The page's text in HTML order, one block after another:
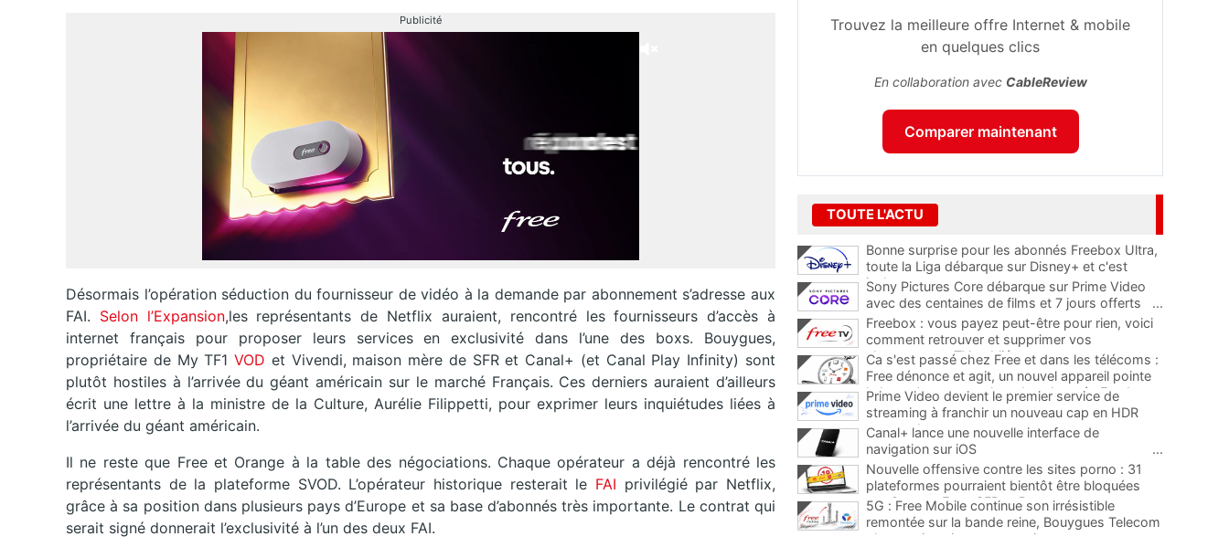
Publicité
Désormais l’opération séduction du fournisseur de vidéo à la demande par abonnement s’adresse aux
FAI. Selon l’Expansion,les représentants de Netflix auraient, rencontré les fournisseurs d’accès à
internet français pour proposer leurs services en exclusivité dans l’une des boxs. Bouygues,
propriétaire de My TF1 VOD et Vivendi, maison mère de SFR et Canal+ (et Canal Play Infinity) sont
plutôt hostiles à l’arrivée du géant américain sur le marché Français. Ces derniers auraient d’ailleurs
écrit une lettre à la ministre de la Culture, Aurélie Filippetti, pour exprimer leurs inquiétudes liées à
l’arrivée du géant américain.
Il ne reste que Free et Orange à la table des négociations. Chaque opérateur a déjà rencontré les
représentants de la plateforme SVOD. L’opérateur historique resterait le FAI privilégié par Netflix,
grâce à sa position dans plusieurs pays d’Europe et sa base d’abonnés très importante. Le contrat qui
serait signé donnerait l’exclusivité à l’un des deux FAI.
Trouvez la meilleure offre Internet & mobile
en quelques clics
En collaboration avec CableReview
Comparer maintenant
TOUTE L'ACTU
Bonne surprise pour les abonnés Freebox Ultra,
toute la Liga débarque sur Disney+ et c'est
inclus
Sony Pictures Core débarque sur Prime Video
avec des centaines de films et 7 jours offerts
...
Freebox : vous payez peut-être pour rien, voici
comment retrouver et supprimer vos
abonnements TV oubliés
...
Ca s'est passé chez Free et dans les télécoms :
Free dénonce et agit, un nouvel appareil pointe
le bout de son nez chez des abonnés Freebox...
Prime Video devient le premier service de
streaming à franchir un nouveau cap en HDR
avec ce lancement
Canal+ lance une nouvelle interface de
navigation sur iOS
...
Nouvelle offensive contre les sites porno : 31
plateformes pourraient bientôt être bloquées
par Orange, Free, SFR et Bouygues
5G : Free Mobile continue son irrésistible
remontée sur la bande reine, Bouygues Telecom
plus que jamais sous pression